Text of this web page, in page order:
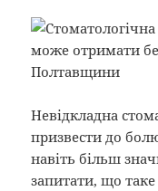
Невідкладна
призвести до
навіть більш
запитати, що